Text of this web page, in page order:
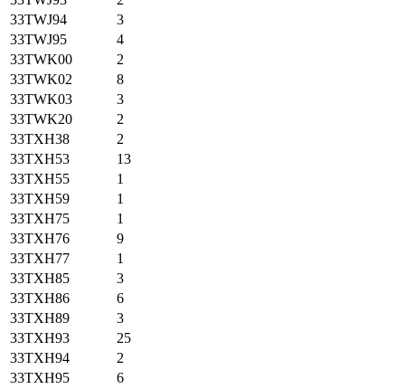
33TWJ94
3
33TWJ95
4
33TWK00
2
33TWK02
8
33TWK03
3
33TWK20
2
33TXH38
2
33TXH53
13
33TXH55
1
33TXH59
1
33TXH75
1
33TXH76
9
33TXH77
1
33TXH85
3
33TXH86
6
33TXH89
3
33TXH93
25
33TXH94
2
33TXH95
6